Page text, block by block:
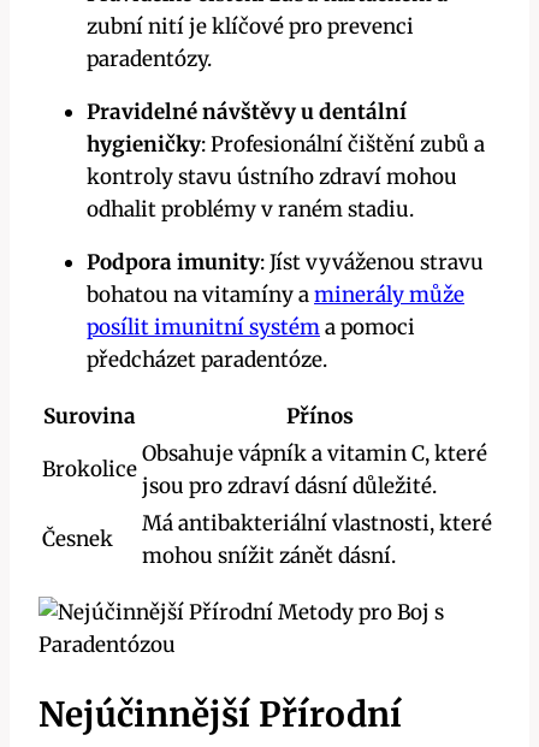
zubní nití je klíčové pro prevenci
paradentózy.
Pravidelné návštěvy u dentální
hygieničky: Profesionální čištění zubů a
kontroly stavu ústního zdraví mohou
odhalit problémy v raném stadiu.
Podpora imunity: Jíst vyváženou stravu
bohatou na vitamíny aminerálymůže
posílit imunitní systéma pomoci
předcházet paradentóze.
Surovina
Přínos
Brokolice
Obsahuje vápník a vitamin C, které
jsou pro zdraví dásní důležité.
Česnek
Má antibakteriální vlastnosti, které
mohou snížit zánět dásní.
Nejúčinnější Přírodní